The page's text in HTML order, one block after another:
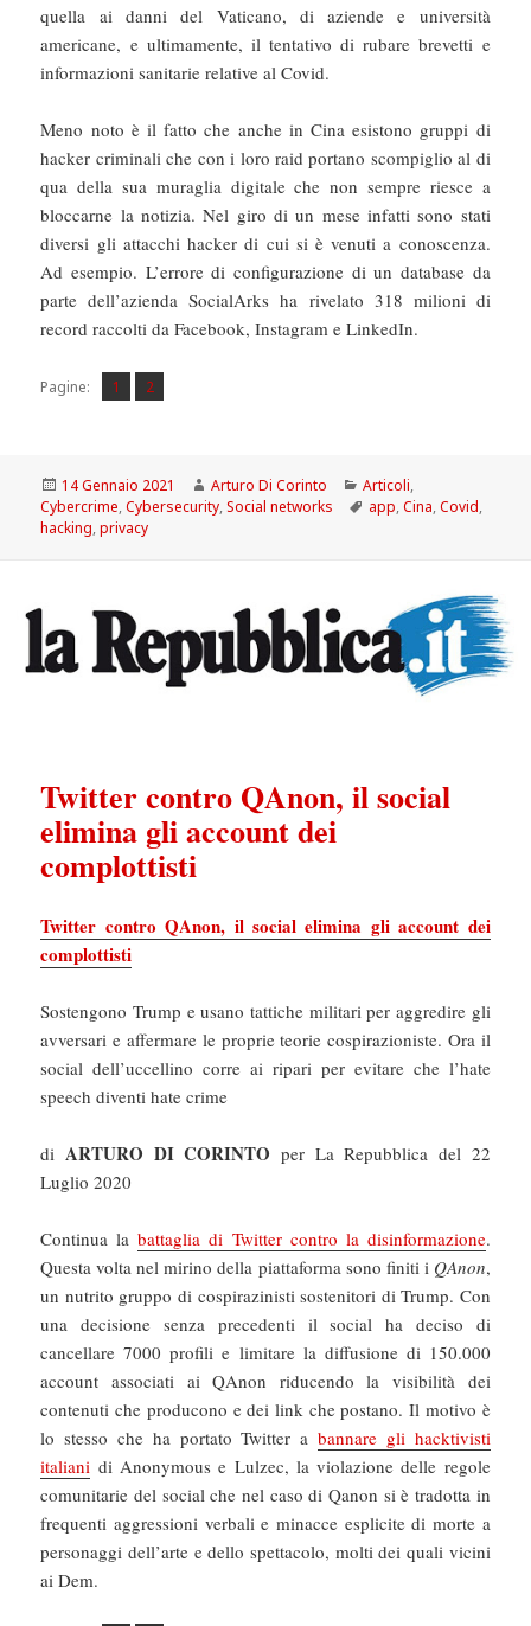
quella ai danni del Vaticano, di aziende e università
americane, e ultimamente, il tentativo di rubare brevetti e
informazioni sanitarie relative al Covid.
Meno noto è il fatto che anche in Cina esistono gruppi di
hacker criminali che con i loro raid portano scompiglio al di
qua della sua muraglia digitale che non sempre riesce a
bloccarne la notizia. Nel giro di un mese infatti sono stati
diversi gli attacchi hacker di cui si è venuti a conoscenza.
Ad esempio. L’errore di configurazione di un database da
parte dell’azienda SocialArks ha rivelato 318 milioni di
record raccolti da Facebook, Instagram e LinkedIn.
Pagine: Pagina
1 ,
Pagina
2
Scritto
il
14 Gennaio 2021 Autore
Arturo Di Corinto Categorie
Articoli,
Cybercrime,Cybersecurity,Social networks Tag
app,Cina,Covid,
hacking,privacy
Twitter contro QAnon, il social
elimina gli account dei
complottisti
Twitter contro QAnon, il social elimina gli account dei
complottisti
Sostengono Trump e usano tattiche militari per aggredire gli
avversari e affermare le proprie teorie cospirazioniste. Ora il
social dell’uccellino corre ai ripari per evitare che l’hate
speech diventi hate crime
diARTURO DI CORINTO per La Repubblica del 22
Luglio 2020
Continua labattaglia di Twitter contro la disinformazione.
Questa volta nel mirino della piattaforma sono finiti i QAnon,
un nutrito gruppo di cospirazinisti sostenitori di Trump. Con
una decisione senza precedenti il social ha deciso di
cancellare 7000 profili e limitare la diffusione di 150.000
account associati ai QAnon riducendo la visibilità dei
contenuti che producono e dei link che postano. Il motivo è
lo stesso che ha portato Twitter a bannare gli hacktivisti
italiani di Anonymous e Lulzec, la violazione delle regole
comunitarie del social che nel caso di Qanon si è tradotta in
frequenti aggressioni verbali e minacce esplicite di morte a
personaggi dell’arte e dello spettacolo, molti dei quali vicini
ai Dem.